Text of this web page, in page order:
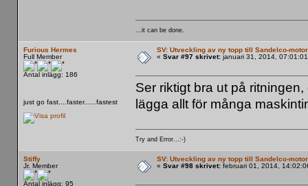
...it can be done.
Furious Hermes
Full Member
Antal inlägg: 186
just go fast....faster......fastest
SV: Utveckling av ny topp till Sandelco-
« Svar #97 skrivet:januari 31, 2014, 07:01:01
Ser riktigt bra ut på
lägga allt för många
Try and Error...:-)
Stiffy
Jr. Member
Antal inlägg: 95
SV: Utveckling av ny topp till Sandelco-
« Svar #98 skrivet:februari 01, 2014,